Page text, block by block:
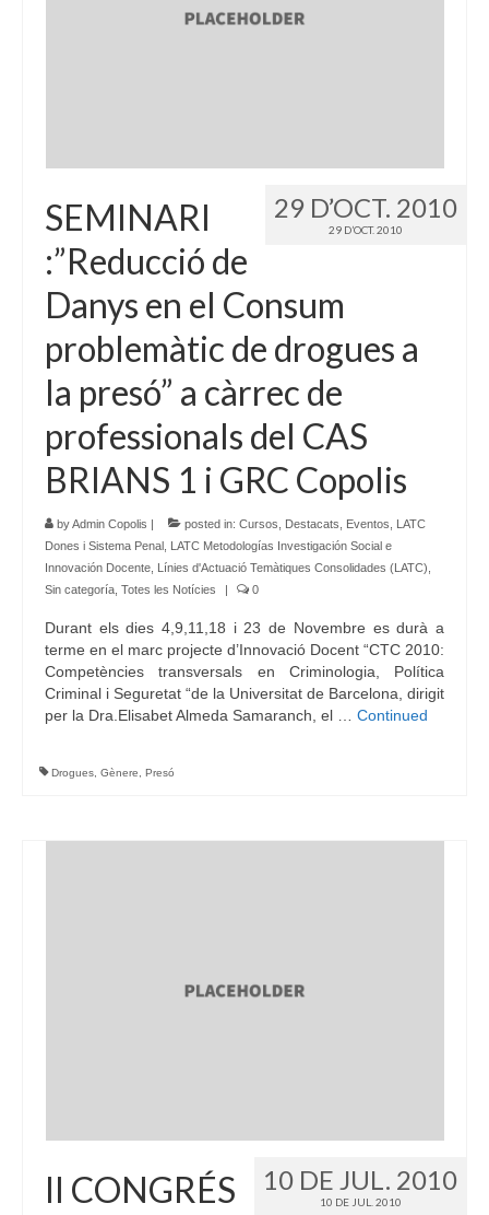
29 D’OCT. 2010
29 D’OCT. 2010
SEMINARI
:”Reducció de
Danys en el Consum
problemàtic de drogues a
la presó” a càrrec de
professionals del CAS
BRIANS 1 i GRC Copolis
byAdmin Copolis | posted in: Cursos Destacats Eventos
LATC
Dones i Sistema Penal LATC Metodologías Investigación Social e
Innovación Docente Línies d'Actuació Temàtiques Consolidades (LATC)
Sin categoría Totes les Notícies | 0
Durant els dies 4,9,11,18 i 23 de Novembre es durà a
terme en el marc projecte d’Innovació Docent “CTC 2010:
Competències transversals en Criminologia, Política
Criminal i Seguretat “de la Universitat de Barcelona, dirigit
per la Dra.Elisabet Almeda Samaranch, el … Continued
Drogues Gènere Presó
10 DE JUL. 2010
10 DE JUL. 2010
II CONGRÉS